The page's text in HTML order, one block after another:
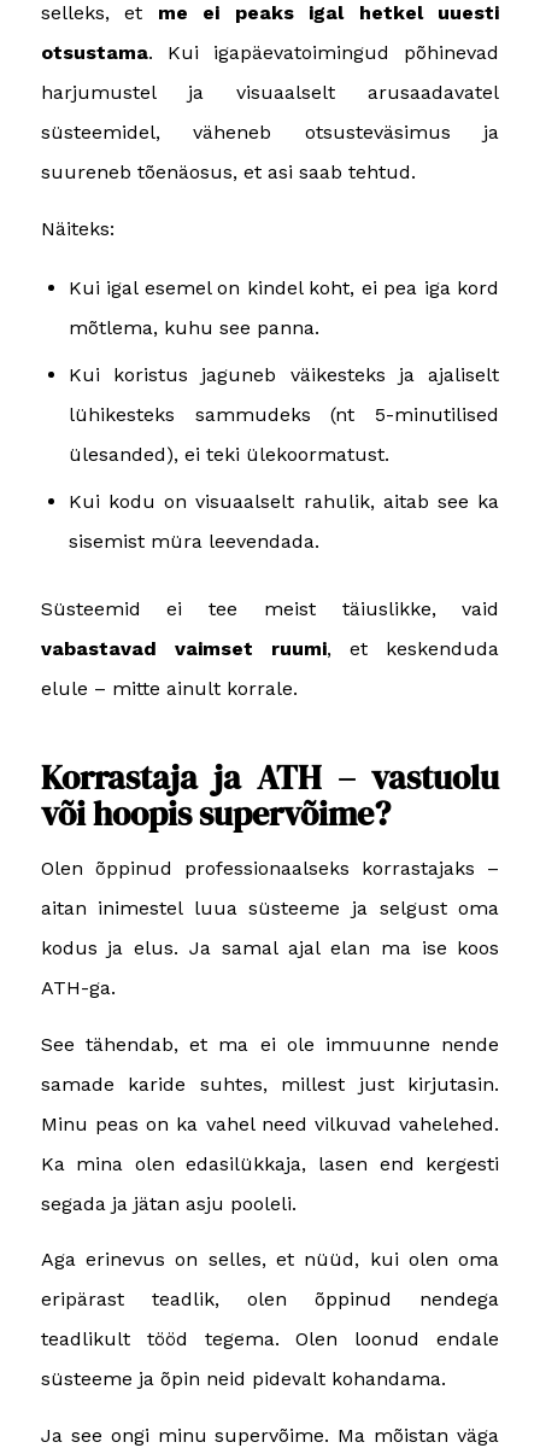
selleks, et me ei peaks igal hetkel uuesti
otsustama. Kui igapäevatoimingud põhinevad
harjumustel ja visuaalselt arusaadavatel
süsteemidel, väheneb otsusteväsimus ja
suureneb tõenäosus, et asi saab tehtud.
Näiteks:
Kui igal esemel on kindel koht, ei pea iga kord
mõtlema, kuhu see panna.
Kui koristus jaguneb väikesteks ja ajaliselt
lühikesteks sammudeks (nt 5-minutilised
ülesanded), ei teki ülekoormatust.
Kui kodu on visuaalselt rahulik, aitab see ka
sisemist müra leevendada.
Süsteemid ei tee meist täiuslikke, vaid
vabastavad vaimset ruumi, et keskenduda
elule – mitte ainult korrale.
Korrastaja ja ATH – vastuolu
või hoopis supervõime?
Olen õppinud professionaalseks korrastajaks –
aitan inimestel luua süsteeme ja selgust oma
kodus ja elus. Ja samal ajal elan ma ise koos
ATH-ga.
See tähendab, et ma ei ole immuunne nende
samade karide suhtes, millest just kirjutasin.
Minu peas on ka vahel need vilkuvad vahelehed.
Ka mina olen edasilükkaja, lasen end kergesti
segada ja jätan asju pooleli.
Aga erinevus on selles, et nüüd, kui olen oma
eripärast teadlik, olen õppinud nendega
teadlikult tööd tegema. Olen loonud endale
süsteeme ja õpin neid pidevalt kohandama.
Ja see ongi minu supervõime. Ma mõistan väga